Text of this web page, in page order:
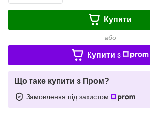
Купити
або
Купити з
Що таке купити з Пром?
Замовлення під захистом